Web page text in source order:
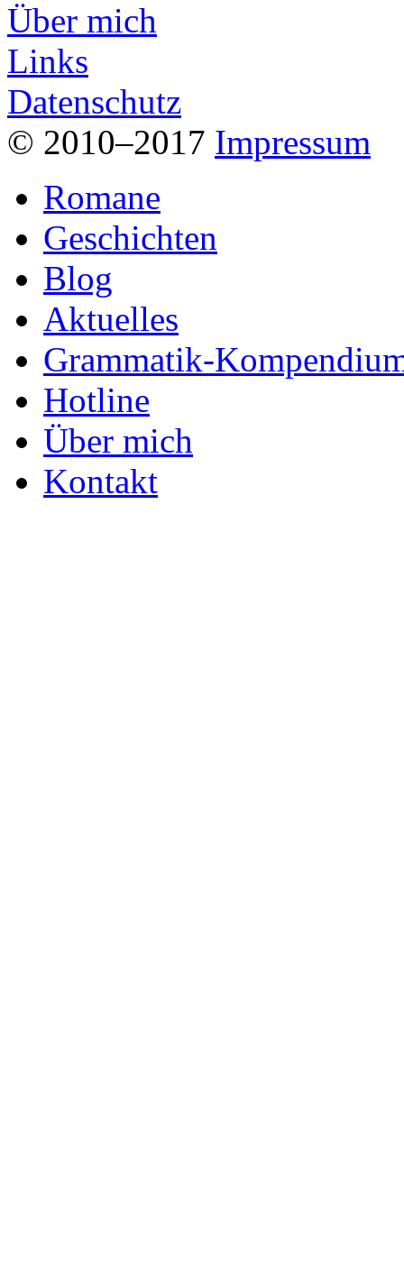
Über mich
Links
Datenschutz
© 2010–2017 Impressum
Romane
Geschichten
Blog
Aktuelles
Grammatik-
Hotline
Über mich
Kontakt